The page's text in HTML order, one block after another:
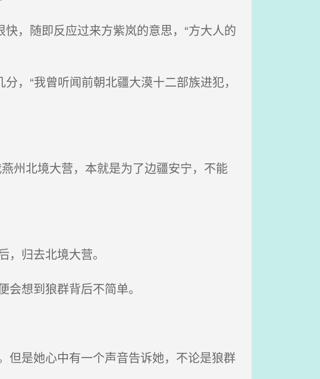
，随即反应过来方紫岚的意思，“方大人的
，“我曾听闻前朝北疆大漠十二部族进犯，
州北境大营，本就是为了边疆安宁，不能
归去北境大营。
想到狼群背后不简单。
是她心中有一个声音告诉她，不论是狼群